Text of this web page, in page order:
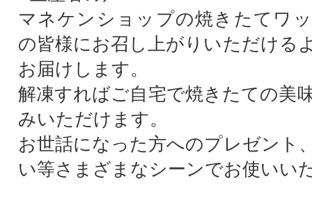
マネケンショップの焼きたてワ
の皆様にお召し上がりいただける
お届けします。
解凍すればご自宅で焼きたての美
みいただけます。
お世話になった方へのプレゼント
い等さまざまなシーンでお使いい